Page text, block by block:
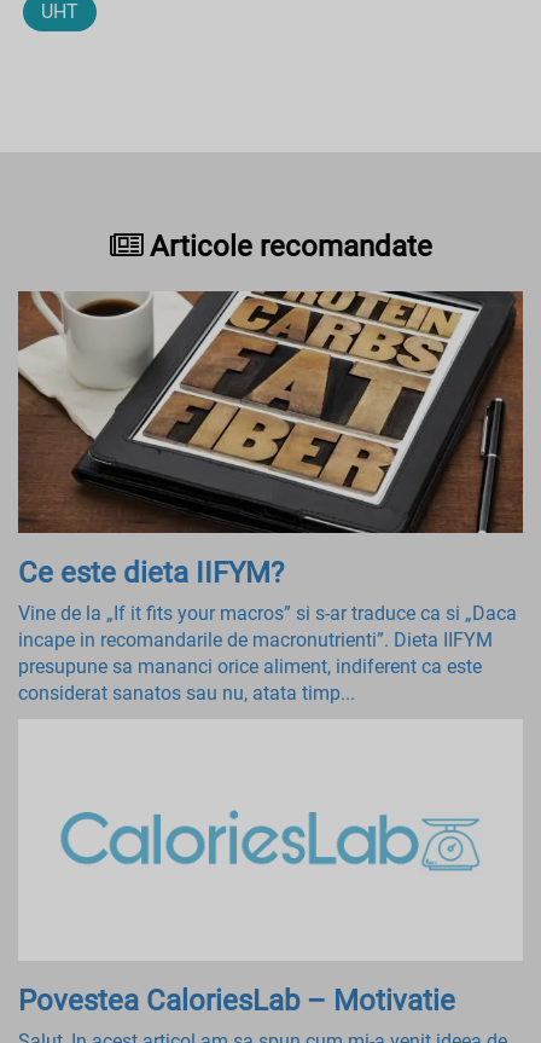
UHT
Articole recomandate
Ce este dieta IIFYM?
Vine de la „If it fits your macros” si s-ar traduce ca si „Daca
incape in recomandarile de macronutrienti”. Dieta IIFYM
presupune sa mananci orice aliment, indiferent ca este
considerat sanatos sau nu, atata timp...
Povestea CaloriesLab – Motivatie